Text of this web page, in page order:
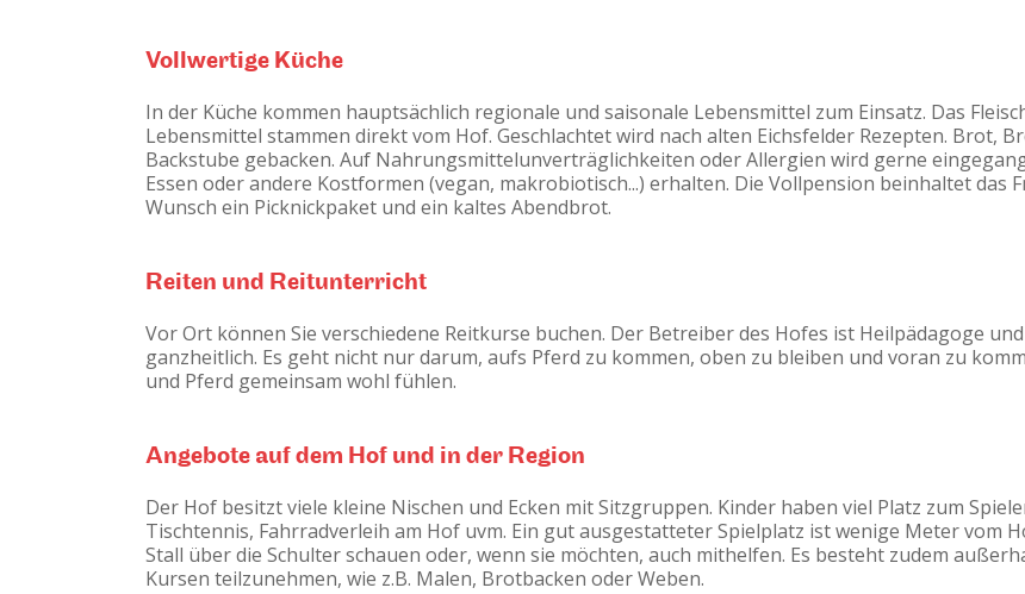
Vollwertige Küche
In der Küche kommen hauptsächlich regionale und saisonale Lebensmittel zum Einsatz. Das
Lebensmittel stammen direkt vom Hof. Geschlachtet wird nach alten Eichsfelder Rezepten. Brot,
Backstube gebacken. Auf Nahrungsmittelunverträglichkeiten oder Allergien wird gerne
Essen oder andere Kostformen (vegan, makrobiotisch...) erhalten. Die Vollpension beinhaltet das
Wunsch ein Picknickpaket und ein kaltes Abendbrot.
Reiten und Reitunterricht
Vor Ort können Sie verschiedene Reitkurse buchen. Der Betreiber des Hofes ist Heilpädagoge
ganzheitlich. Es geht nicht nur darum, aufs Pferd zu kommen, oben zu bleiben und voran zu
und Pferd gemeinsam wohl fühlen.
Angebote auf dem Hof und in der Region
Der Hof besitzt viele kleine Nischen und Ecken mit Sitzgruppen. Kinder haben viel Platz zum
Tischtennis, Fahrradverleih am Hof uvm. Ein gut ausgestatteter Spielplatz ist wenige Meter vom
Stall über die Schulter schauen oder, wenn sie möchten, auch mithelfen. Es besteht zudem
Kursen teilzunehmen, wie z.B. Malen, Brotbacken oder Weben.